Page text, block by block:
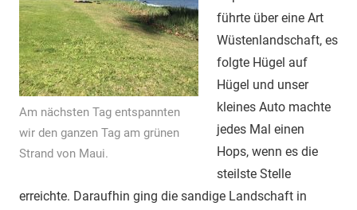
Am nächsten Tag entspannten
wir den ganzen Tag am grünen
Strand von Maui.
führte über eine Art
Wüstenlandschaft, es
folgte Hügel auf
Hügel und unser
kleines Auto machte
jedes Mal einen
Hops, wenn es die
steilste Stelle
erreichte. Daraufhin ging die sandige Landschaft in